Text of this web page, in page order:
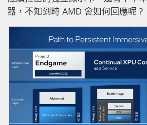
器，不知到時 AMD 會如何回應呢 ?